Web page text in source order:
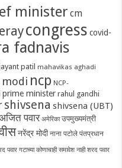
minister cm
congress covid-
fadnavis
patil mahavikas aghadi
ncp NCP-
prime minister rahul gandhi
shivsena shivsena (UBT)
पवार अमेरिका उपमुख्यमंत्री
नरेंद्र मोदी नाना पटोले पंतप्रधान
पवार गटाच्या कोणाचाही समावेश नाही शरद पवार